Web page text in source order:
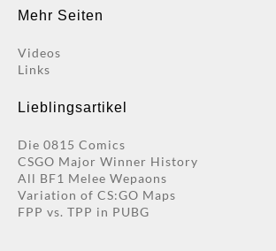
Mehr Seiten
Videos
Links
Lieblingsartikel
Die 0815 Comics
CSGO Major Winner History
All BF1 Melee Wepaons
Variation of CS:GO Maps
FPP vs. TPP in PUBG